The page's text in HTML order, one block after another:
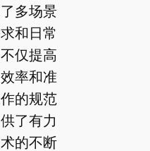
多场景
和日常
仅提高
率和准
的规范
了有力
的不断